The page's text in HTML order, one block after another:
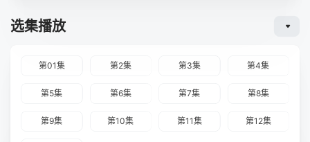
选集播放
第01集 第2集 第3集 第4集
第5集 第6集 第7集 第8集
第9集 第10集 第11集 第12集